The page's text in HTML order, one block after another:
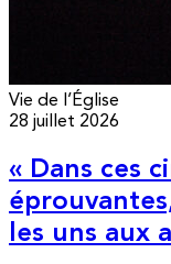
Vie de l’Église
28 juillet 2026
« Dans ces
les uns aux